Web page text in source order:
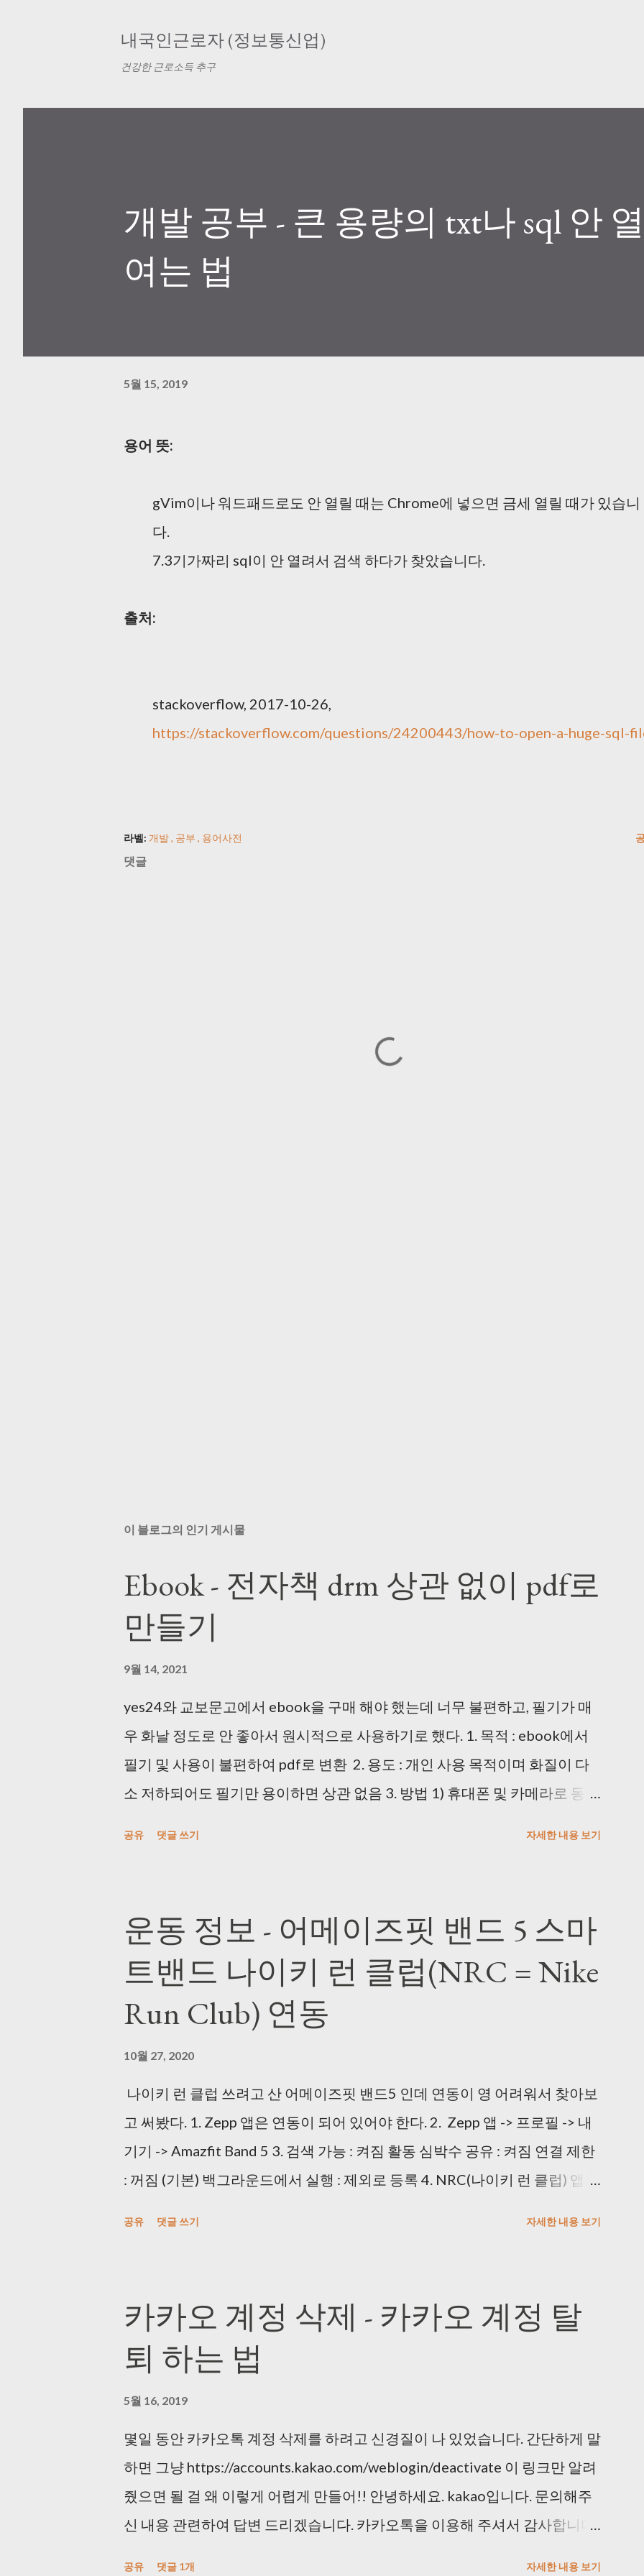
내국인근로자 (정보통신업)
건강한 근로소득 추구
개발 공부 - 큰 용량의 txt나 sql 안
여는 법
5월 15, 2019
용어 뜻:
gVim이나 워드패드로도 안 열릴 때는 Chrome에 넣으면 금세 열릴 때가 있습니
다.
7.3기가짜리 sql이 안 열려서 검색 하다가 찾았습니다.
출처:
stackoverflow, 2017-10-26,
https://stackoverflow.com/questions/24200443/how-to-open-a-huge-sql-
라벨: 개발 공부 용어사전
댓글
이 블로그의 인기 게시물
Ebook - 전자책 drm 상관 없이 pdf로
만들기
9월 14, 2021
yes24와 교보문고에서 ebook을 구매 해야 했는데 너무 불편하고, 필기가 매
우 화날 정도로 안 좋아서 원시적으로 사용하기로 했다. 1. 목적 : ebook에서
필기 및 사용이 불편하여 pdf로 변환 2. 용도 : 개인 사용 목적이며 화질이 다
소 저하되어도 필기만 용이하면 상관 없음 3. 방법 1) 휴대폰 및 카메라로 동영
해도 괜찮았다. (2) AutoClick.exe
> http://bestsoftwarecenter.blogspot.com/2011/02/autoclick-22.html 이
걸로 잘 사용했다. 3초마다 한 번 클릭하도록 사용했다. 3) 동영상을 이미지로
변경해주는 프로그램을 사용했다. Free Video to JPG Converter >
https://www.dvdvideosoft.com/products/dvd/Free-Video-to-JPG-
면 된다. 5) 이미지를 일괄 Crop 작업 해주는 프로그램을 사용했다.
공유 댓글 쓰기 자세한 내용 보기
운동 정보 - 어메이즈핏 밴드 5 스마
트밴드 나이키 런 클럽(NRC = Nike
Run Club) 연동
10월 27, 2020
나이키 런 클럽 쓰려고 산 어메이즈핏 밴드5 인데 연동이 영 어려워서 찾아보
고 써봤다. 1. Zepp 앱은 연동이 되어 있어야 한다. 2. Zepp 앱 -> 프로필 -> 내
기기 -> Amazfit Band 5 3. 검색 가능 : 켜짐 활동 심박수 공유 : 켜짐 연결 제한
: 꺼짐 (기본) 백그라운드에서 실행 : 제외로 등록 4. NRC(나이키 런 클럽) 앱 ->
공유 댓글 쓰기 자세한 내용 보기
카카오 계정 삭제 - 카카오 계정 탈
퇴 하는 법
5월 16, 2019
몇일 동안 카카오톡 계정 삭제를 하려고 신경질이 나 있었습니다. 간단하게 말
하면 그냥 https://accounts.kakao.com/weblogin/deactivate 이 링크만 알려
줬으면 될 걸 왜 이렇게 어렵게 만들어!! 안녕하세요. kakao입니다. 문의해주
신 내용 관련하여 답변 드리겠습니다. 카카오톡을 이용해 주셔서 감사합니다.
공유 댓글 1개 자세한 내용 보기